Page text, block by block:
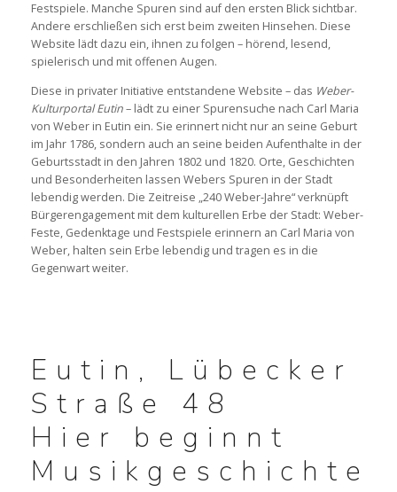
WEBER & TISCHBEIN HÖREN
SPIELPLAN 2026
WEBER-QUIZ, SPIELE & MEHR
RUNDFAHRT
Festspiele. Manche Spuren sind auf den ersten Blick sichtbar.
Andere erschließen sich erst beim zweiten Hinsehen. Diese
Website lädt dazu ein, ihnen zu folgen – hörend, lesend,
spielerisch und mit offenen Augen.
Diese in privater Initiative entstandene Website – das Weber-
Kulturportal Eutin– lädt zu einer Spurensuche nach Carl Maria
von Weber in Eutin ein. Sie erinnert nicht nur an seine Geburt
im Jahr 1786, sondern auch an seine beiden Aufenthalte in der
Geburtsstadt in den Jahren 1802 und 1820. Orte, Geschichten
und Besonderheiten lassen Webers Spuren in der Stadt
lebendig werden. Die Zeitreise „240 Weber-Jahre“ verknüpft
Bürgerengagement mit dem kulturellen Erbe der Stadt: Weber-
Feste, Gedenktage und Festspiele erinnern an Carl Maria von
Weber, halten sein Erbe lebendig und tragen es in die
Gegenwart weiter.
Eutin, Lübecker
Straße 48
Hier beginnt
Musikgeschichte